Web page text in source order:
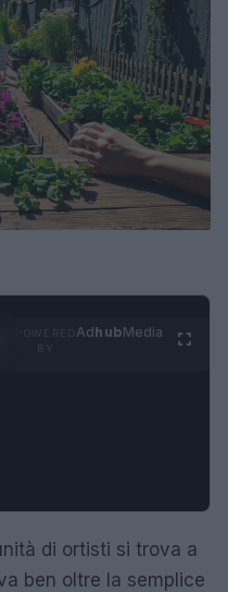
AdhubMedia
di ortisti si trova a
ben oltre la semplice